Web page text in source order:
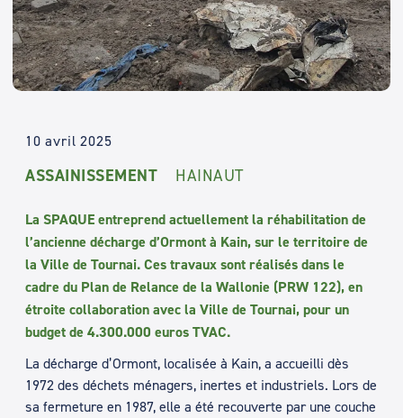
10 avril 2025
ASSAINISSEMENT HAINAUT
La SPAQUE entreprend actuellement la réhabilitation de
l’ancienne décharge d’Ormont à Kain, sur le territoire de
la Ville de Tournai. Ces travaux sont réalisés dans le
cadre du Plan de Relance de la Wallonie (PRW 122), en
étroite collaboration avec la Ville de Tournai, pour un
budget de 4.300.000 euros TVAC.
La décharge d’Ormont, localisée à Kain, a accueilli dès
1972 des déchets ménagers, inertes et industriels. Lors de
sa fermeture en 1987, elle a été recouverte par une couche